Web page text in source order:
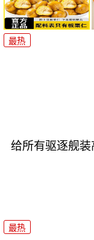
最热
给所有驱逐舰
最热